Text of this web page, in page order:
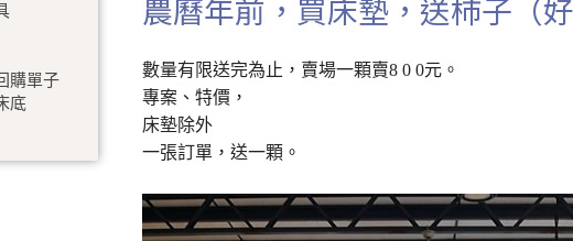
購單子
底
農曆年前，買床墊，送柿子（好
數量有限送完為止，賣場一顆賣8 0 0元。
專案、特價，
床墊除外
一張訂單，送一顆。